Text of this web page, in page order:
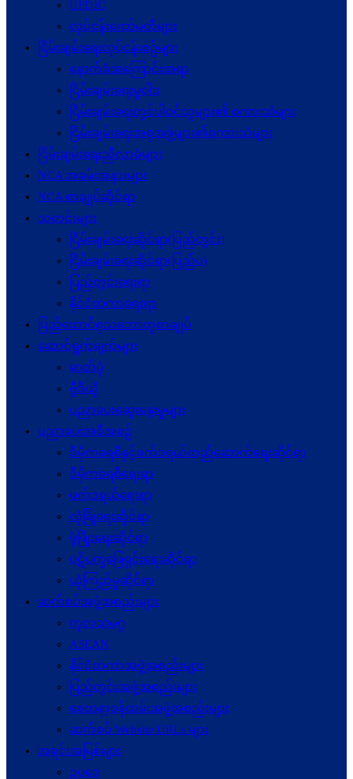
UPDJC
လုပ်ငန်းကော်မတီများ
ငြိမ်းချမ်းရေးလုပ်ငန်းစဉ်များ
နောက်ခံအကြောင်းအရာ
ငြိမ်းချမ်းရေးမူဝါဒ
ငြိမ်းချမ်းရေးတွင်ပါဝင်သူများ၏ စကားသံများ
ငြိမ်းချမ်းရေးအစုအဖွဲ့များ၏စကားသံများ
ငြိမ်းချမ်းရေးညီလာခံများ
NCA အခမ်းအနားများ
NCA စာချုပ်ဆိုင်ရာ
သတင်းများ
ငြိမ်းချမ်းရေးဆိုင်ရာ(ပြည်တွင်း)
ငြိမ်းချမ်းရေးဆိုင်ရာ(ပြည်ပ)
ပြည်တွင်းရေးရာ
နိုင်ငံတကာရေးရာ
ပြည်ထောင်စုသဘောတူစာချုပ်
ဆောင်ရွက်ချက်များ
ဓာတ်ပုံ
ဗွီဒီယို
ပညာပေးဆွေးနွေးမှုများ
ပညာပေးအစီအစဉ်
ဒီမိုကရေစီနှင့်ဖက်ဒရယ်တည်ဆောက်ရေးဆိုင်ရာ
ဒီမိုကရေစီရေးရာ
ဖက်ဒရယ်ရေးရာ
လုံခြုံရေးဆိုင်ရာ
ဖွံဖြိုးရေးဆိုင်ရာ
ပဋိပက္ခ‌ဖြေရှင်းရေးဆိုင်ရာ
ယုံကြည်မှုဆိုင်ရာ
ဆက်စပ်အဖွဲ့အစည်းများ
ကုလသမဂ္ဂ
ASEAN
နိုင်ငံတကာအဖွဲ့အစည်းများ
ပြည်တွင်းအဖွဲ့အစည်းများ
စေတနာ့ဝန်ထမ်းအဖွဲ့အစည်းများ
ဆက်စပ် Website URLs များ
အရင်းအမြစ်များ
ဥပဒေ